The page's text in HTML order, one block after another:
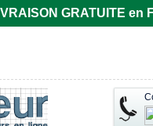
GRATUITE